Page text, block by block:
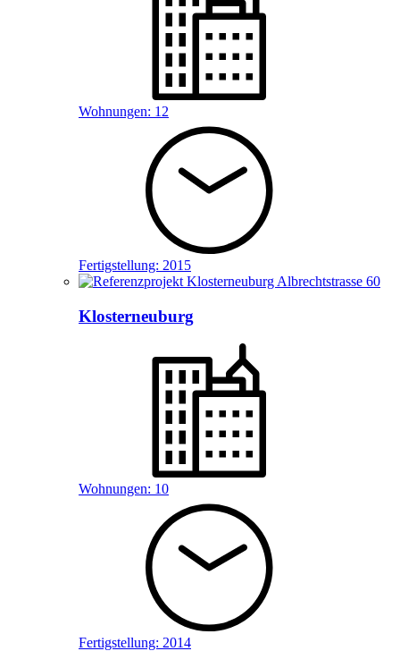
Wohnungen: 12
Fertigstellung: 2015
Klosterneuburg
Wohnungen: 10
Fertigstellung: 2014